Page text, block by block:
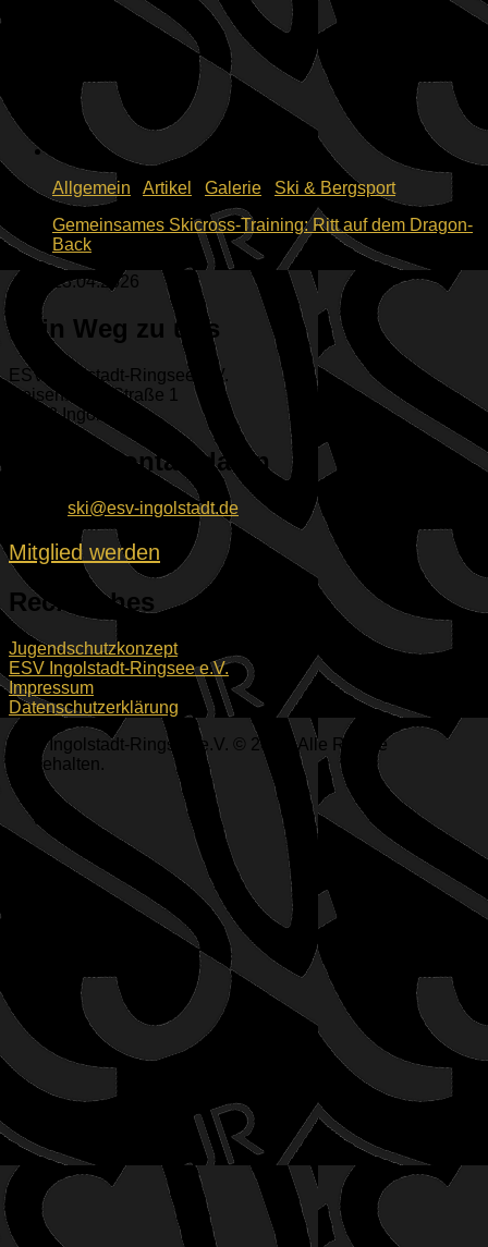
Allgemein Artikel Galerie
Ski & Bergsport
Gemeinsames Skicross-Training: Ritt auf dem Dragon-
Back
13.04.2026
Dein Weg zu uns
ESV Ingolstadt-Ringsee e.V.
Geisenfelder Straße 1
85053 Ingolstadt
Unsere Kontaktdaten
ski@esv-ingolstadt.de
Mitglied werden
Rechtliches
Jugendschutzkonzept
ESV Ingolstadt-Ringsee e.V.
Impressum
Datenschutzerklärung
ESV Ingolstadt-Ringsee e.V. © 2026. Alle Rechte
vorbehalten.